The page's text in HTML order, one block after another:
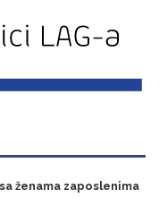
ženama zaposlenima